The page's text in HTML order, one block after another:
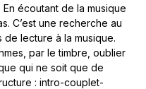
écoutant de la musique
C’est une recherche au
de lecture à la musique.
par le timbre, oublier
qui ne soit que de
: intro-couplet-